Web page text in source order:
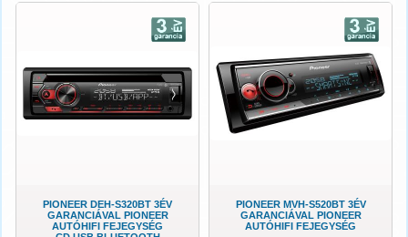
PIONEER DEH-S320BT 3ÉV
GARANCIÁVAL PIONEER
AUTÓHIFI FEJEGYSÉG
PIONEER MVH-S520BT 3ÉV
GARANCIÁVAL PIONEER
AUTÓHIFI FEJEGYSÉG